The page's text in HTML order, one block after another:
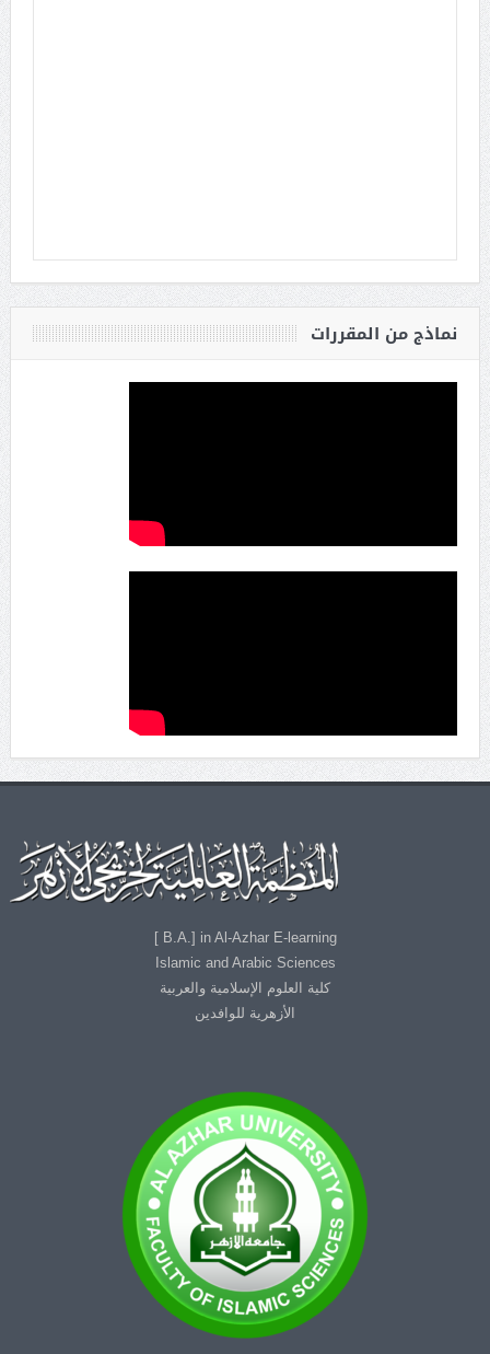
نماذج من المقررات
B.A.] in Al-Azhar E-learning ]
Islamic and Arabic Sciences
كلية العلوم الإسلامية والعربية
الأزهرية للوافدين